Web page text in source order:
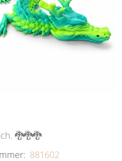
🐉🐉🐉
881602